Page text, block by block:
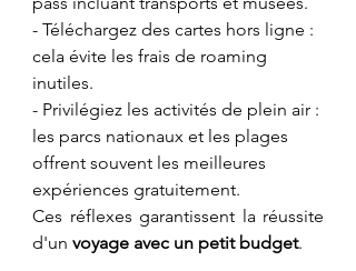
​- Téléchargez des cartes hors ligne :
cela évite les frais de roaming
inutiles.
​- Privilégiez les activités de plein air :
les parcs nationaux et les plages
offrent souvent les meilleures
expériences gratuitement.
​Ces réflexes garantissent la réussite
d'un voyage avec un petit budget.